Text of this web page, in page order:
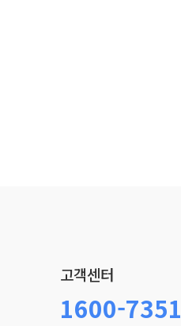
고객센터
1600-7351